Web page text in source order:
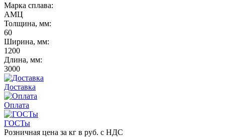
Марка сплава:
АМЦ
Толщина, мм:
60
Ширина, мм:
1200
Длина, мм:
3000
Доставка
Оплата
ГОСТы
Розничная цена за кг в руб. с НДС